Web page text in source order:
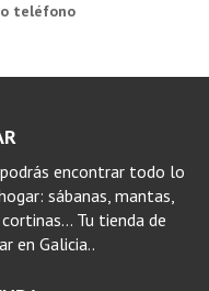
teléfono
encontrar todo lo
sábanas, mantas,
Tu tienda de
en Galicia..